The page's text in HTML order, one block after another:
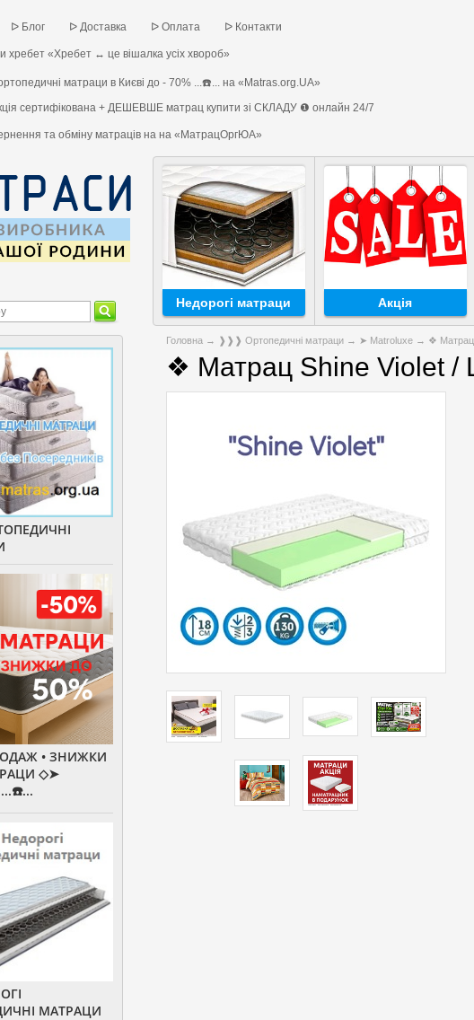
ᐅ Блог ᐅ Доставка ᐅ Оплата ᐅ Контакти
хребет «Хребет ↔ це вішалка усіх хвороб»
ортопедичні матраци в Києві до - 70% ...☎️... на «Matras.org.UA»
сертифікована + ДЕШЕВШЕ матрац купити зі СКЛАДУ ❶ онлайн 24/7
та обміну матраців на на «МатрацОргЮА»
Недорогі матраци Акція
Головна → ❱❱❱ Ортопедичні матраци → ➤ Мatroluxe → ❖ Матрац
❖ Матрац Shine Violet /
• ЗНИЖКИ
◇➤
...☎️...
МАТРАЦИ